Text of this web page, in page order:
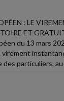
: LE
ET
du 13 mars
particuliers, au